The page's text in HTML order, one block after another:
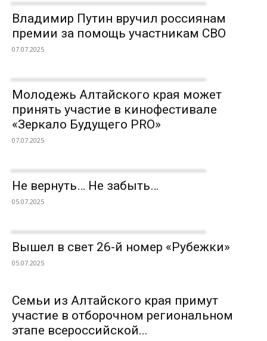
Владимир Путин вручил россиянам
премии за помощь участникам СВО
07.07.2025
Молодежь Алтайского края может
принять участие в кинофестивале
«Зеркало Будущего PRO»
07.07.2025
Не вернуть… Не забыть…
05.07.2025
Вышел в свет 26-й номер «Рубежки»
05.07.2025
Семьи из Алтайского края примут
участие в отборочном региональном
этапе всероссийской...